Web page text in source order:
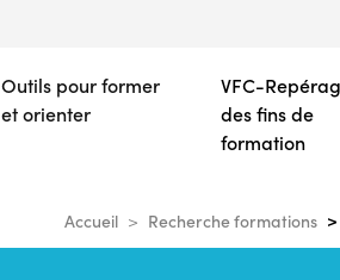
Outils pour former
et orienter
VFC-
des fins de
formation
Accueil Recherche formations